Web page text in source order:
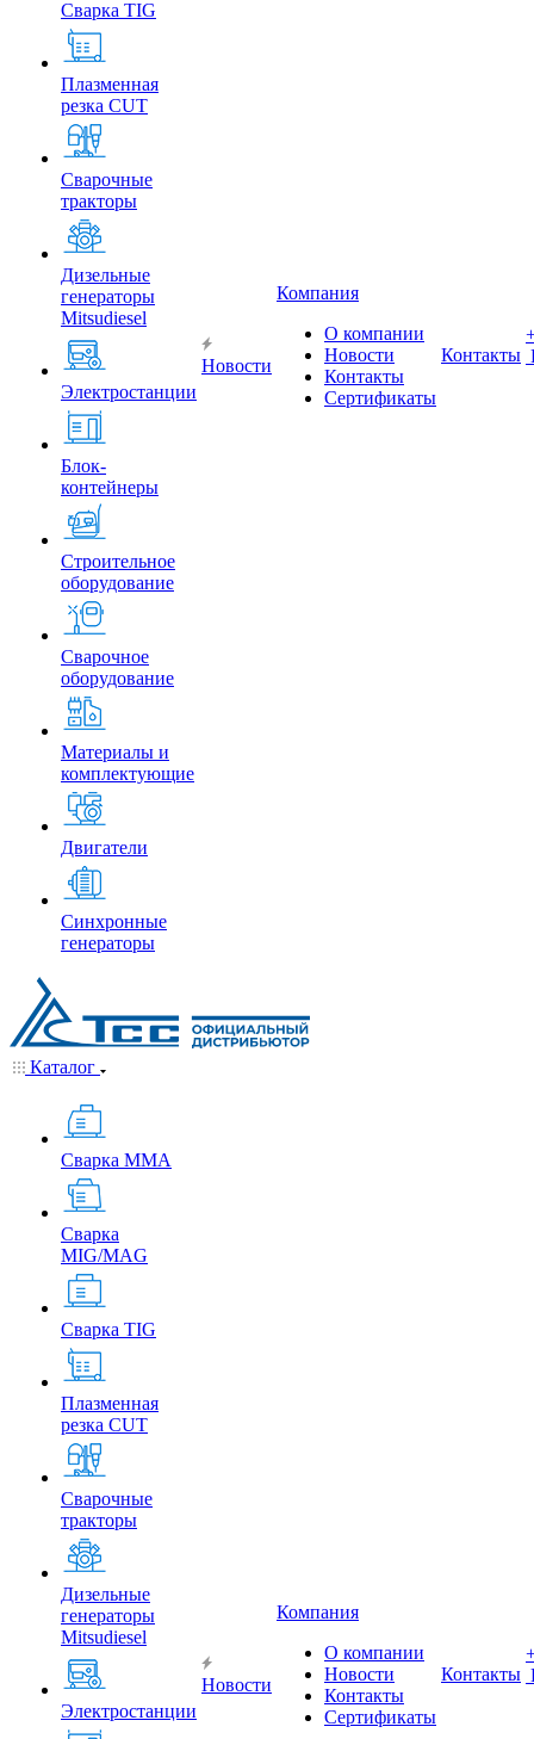
Сварка TIG
Плазменная
резка CUT
Сварочные
тракторы
Дизельные
генераторы
Mitsudiesel
Электростанции
Блок-
контейнеры
Строительное
оборудование
Сварочное
оборудование
Материалы и
комплектующие
Двигатели
Синхронные
генераторы
Новости
Компания
О компании
Новости
Контакты
Сертификаты
Контакты
Каталог
Сварка MMA
Сварка
MIG/MAG
Сварка TIG
Плазменная
резка CUT
Сварочные
тракторы
Дизельные
генераторы
Mitsudiesel
Электростанции
Новости
Компания
О компании
Новости
Контакты
Сертификаты
Контакты